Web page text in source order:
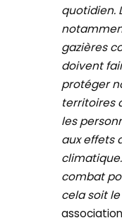
quotidien.
gazières
doivent
protéger
territoires
les
aux effets
combat
cela soit